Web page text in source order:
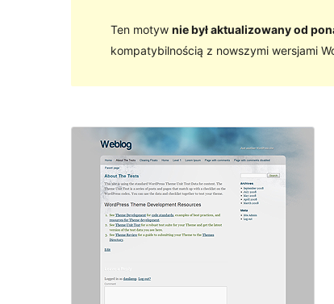
Ten motyw nie był aktualizowany od
kompatybilnością z nowszymi wersjami